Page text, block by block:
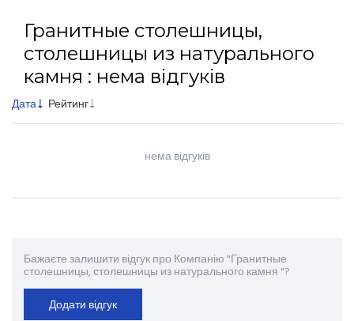
Гранитные столешницы,
столешницы из натурального
камня : нема відгуків
Дата Рейтинг
нема відгуків
Бажаєте залишити відгук про Компанію "Гранитные
столешницы, столешницы из натурального камня "?
Додати відгук